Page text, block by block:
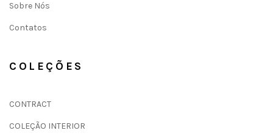
Sobre Nós
Contatos
COLEÇÕES
CONTRACT
COLEÇÃO INTERIOR